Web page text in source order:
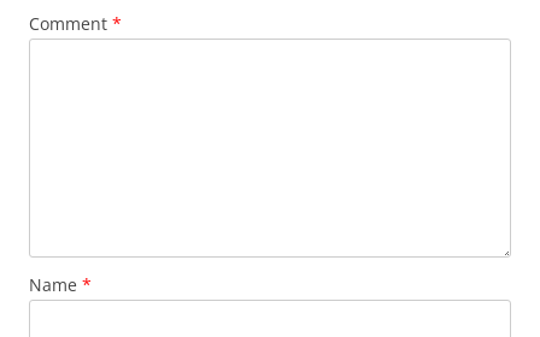
Comment *
Name *